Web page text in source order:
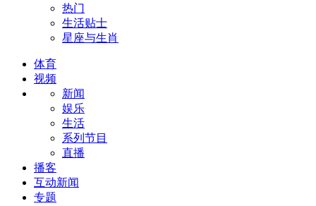
热门
生活贴士
星座与生肖
体育
视频
新闻
娱乐
生活
系列节目
直播
播客
互动新闻
专题